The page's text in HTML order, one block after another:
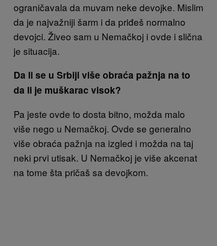
ograničavala da muvam neke devojke. Mislim
da je najvažniji šarm i da priđeš normalno
devojci. Živeo sam u Nemačkoj i ovde i slična
je situacija.
Da li se u Srbiji više obraća pažnja na to
da li je muškarac visok?
Pa jeste ovde to dosta bitno, možda malo
više nego u Nemačkoj. Ovde se generalno
više obraća pažnja na izgled i možda na taj
neki prvi utisak. U Nemačkoj je više akcenat
na tome šta pričaš sa devojkom.